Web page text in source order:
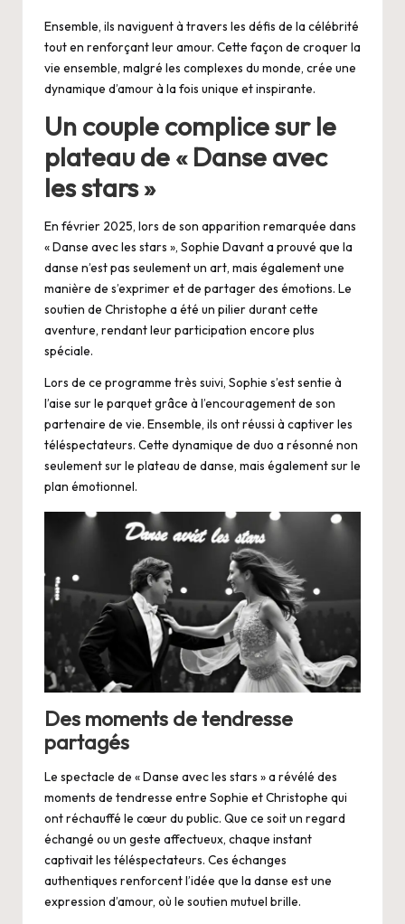
Ensemble, ils naviguent à travers les défis de la célébrité
tout en renforçant leur amour. Cette façon de croquer la
vie ensemble, malgré les complexes du monde, crée une
dynamique d’amour à la fois unique et inspirante.
Un couple complice sur le
plateau de « Danse avec
les stars »
En février 2025, lors de son apparition remarquée dans
« Danse avec les stars », Sophie Davant a prouvé que la
danse n’est pas seulement un art, mais également une
manière de s’exprimer et de partager des émotions. Le
soutien de Christophe a été un pilier durant cette
aventure, rendant leur participation encore plus
spéciale.
Lors de ce programme très suivi, Sophie s’est sentie à
l’aise sur le parquet grâce à l’encouragement de son
partenaire de vie. Ensemble, ils ont réussi à captiver les
téléspectateurs. Cette dynamique de duo a résonné non
seulement sur le plateau de danse, mais également sur le
plan émotionnel.
Des moments de tendresse
partagés
Le spectacle de « Danse avec les stars » a révélé des
moments de tendresse entre Sophie et Christophe qui
ont réchauffé le cœur du public. Que ce soit un regard
échangé ou un geste affectueux, chaque instant
captivait les téléspectateurs. Ces échanges
authentiques renforcent l’idée que la danse est une
expression d’amour, où le soutien mutuel brille.